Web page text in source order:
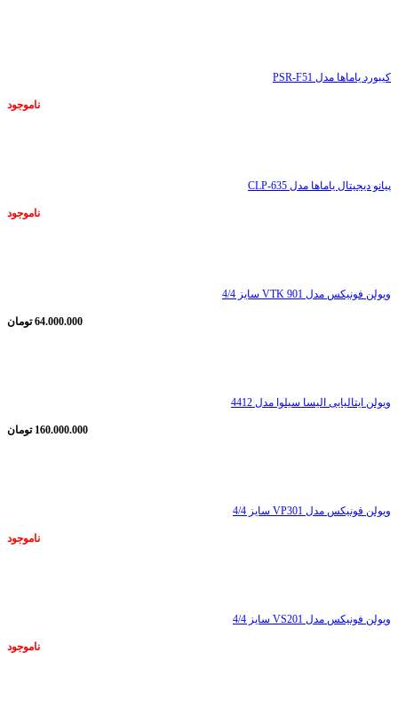
کیبورد یاماها مدل PSR-F51
ناموجود
پیانو دیجیتال یاماها مدل CLP-635
ناموجود
ویولن فونیکس مدل VTK 901 سایز 4/4
64.000.000 تومان
ویولن ایتالیایی الیسا سیلوا مدل 4412
160.000.000 تومان
ویولن فونیکس مدل VP301 سایز 4/4
ناموجود
ویولن فونیکس مدل VS201 سایز 4/4
ناموجود